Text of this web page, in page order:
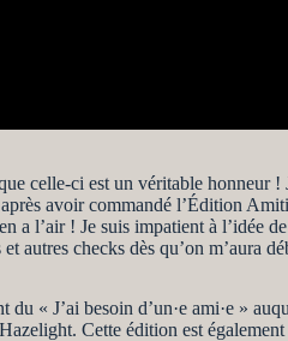
celle-ci est un véritable honneur
avoir commandé l’Édition
a l’air ! Je suis impatient à l’idée
autres checks dès qu’on m’aura
« J’ai besoin d’un·e ami·e »
Cette édition est